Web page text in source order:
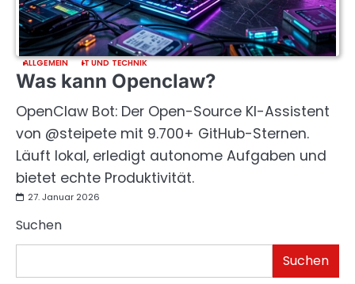
ALLGEMEIN IT UND TECHNIK
Was kann Openclaw?
OpenClaw Bot: Der Open-Source KI-Assistent
von @steipete mit 9.700+ GitHub-Sternen.
Läuft lokal, erledigt autonome Aufgaben und
bietet echte Produktivität.
27. Januar 2026
Suchen
Suchen